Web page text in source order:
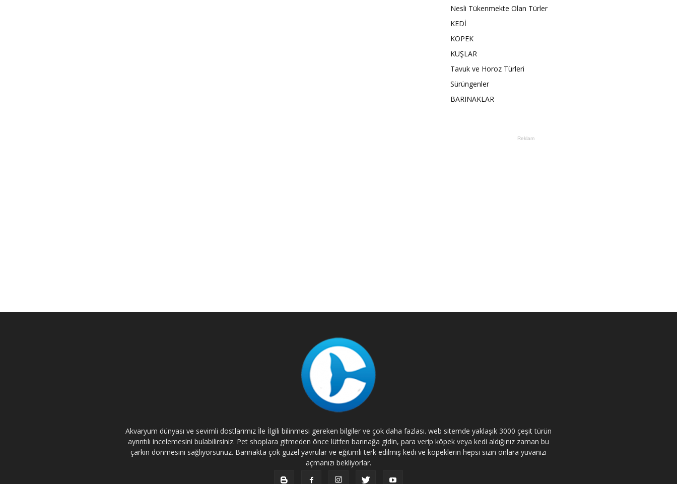
Nesli Tükenmekte Olan Türler
KEDİ
KÖPEK
KUŞLAR
Tavuk ve Horoz Türleri
Sürüngenler
BARINAKLAR
Reklam
Akvaryum dünyası ve sevimli dostlarımız İle İlgili bilinmesi gereken bilgiler ve çok daha fazlası. web sitemde yaklaşık 3000 çeşit türün
ayrıntılı incelemesini bulabilirsiniz. Pet shoplara gitmeden önce lütfen barınağa gidin, para verip köpek veya kedi aldığınız zaman bu
çarkın dönmesini sağlıyorsunuz. Barınakta çok güzel yavrular ve eğitimli terk edilmiş kedi ve köpeklerin hepsi sizin onlara yuvanızı
açmanızı bekliyorlar.